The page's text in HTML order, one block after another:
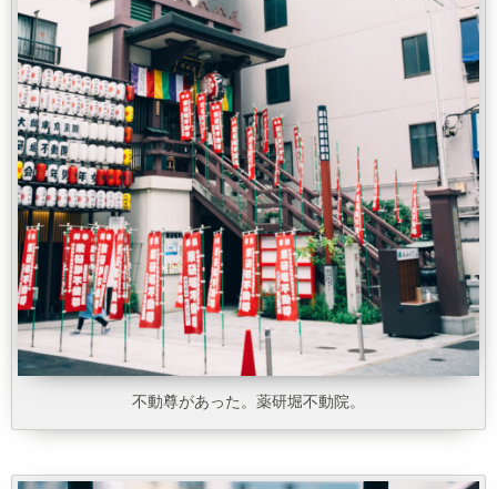
不動尊があった。薬研堀不動院。